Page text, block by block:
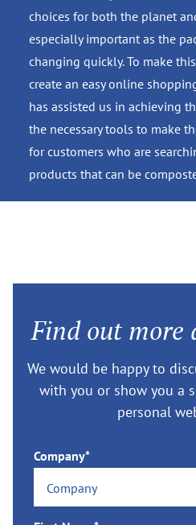
choices for both the planet
especially important as the
changing quickly. To make
create an easy online
has assisted us in achieving
the necessary tools to make
for customers who are
products that can be
Find out more
We would be happy to
with you or show you a
personal
Company*